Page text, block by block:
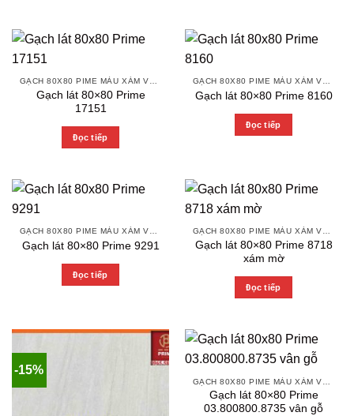
GẠCH 80X80 PIME MÀU XÁM VÀ CÁC MÀU VÂN SÁNG NHẸ
Gạch lát 80×80 Prime
17151
Đọc tiếp
GẠCH 80X80 PIME MÀU XÁM VÀ CÁC MÀU VÂN SÁNG NHẸ
Gạch lát 80×80 Prime 8160
Đọc tiếp
GẠCH 80X80 PIME MÀU XÁM VÀ CÁC MÀU VÂN SÁNG NHẸ
Gạch lát 80×80 Prime 9291
Đọc tiếp
GẠCH 80X80 PIME MÀU XÁM VÀ CÁC MÀU VÂN SÁNG NHẸ
Gạch lát 80×80 Prime 8718
xám mờ
Đọc tiếp
-15%
Gạch lát 80×80 Prime
03.800800.8735 vân gỗ